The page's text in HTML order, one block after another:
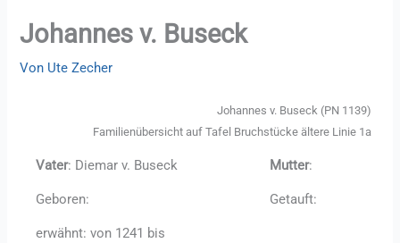
Johannes v. Buseck
Von Ute Zecher
Johannes v. Buseck (PN 1139)
Familienübersicht auf Tafel Bruchstücke ältere Linie 1a
Vater: Diemar v. Buseck Mutter:
Geboren: Getauft:
erwähnt: von 1241 bis